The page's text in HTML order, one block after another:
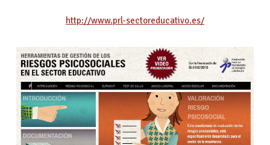
http://www.prl-sectoreducativo.es/